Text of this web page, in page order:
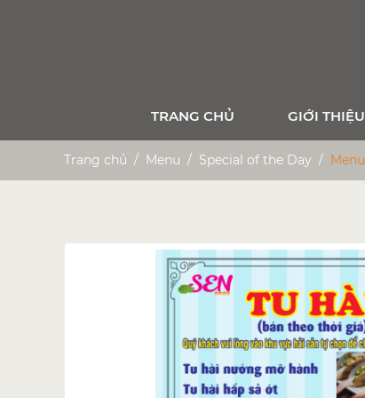
TRANG CHỦ GIỚI THIỆU
Trang chủ Menu Special of the Day Menu